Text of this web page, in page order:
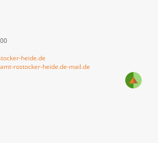
heide.de
rostocker-heide.de-mail.de